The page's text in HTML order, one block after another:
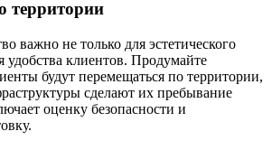
территории
важно не только для эстетического
удобства клиентов. Продумайте
будут перемещаться по территории,
сделают их пребывание
оценку безопасности и